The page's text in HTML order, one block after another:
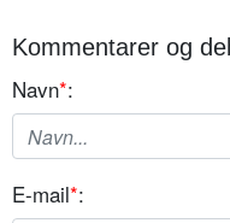
Kommentarer og
Navn*:
E-mail*: